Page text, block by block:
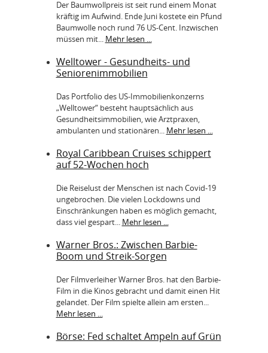
Der Baumwollpreis ist seit rund einem Monat
kräftig im Aufwind. Ende Juni kostete ein Pfund
Baumwolle noch rund 76 US-Cent. Inzwischen
müssen mit... Mehr lesen ...
Welltower - Gesundheits- und
Seniorenimmobilien
Das Portfolio des US-Immobilienkonzerns
„Welltower“ besteht hauptsächlich aus
Gesundheitsimmobilien, wie Arztpraxen,
ambulanten und stationären... Mehr lesen ...
Royal Caribbean Cruises schippert
auf 52-Wochen hoch
Die Reiselust der Menschen ist nach Covid-19
ungebrochen. Die vielen Lockdowns und
Einschränkungen haben es möglich gemacht,
dass viel gespart... Mehr lesen ...
Warner Bros.: Zwischen Barbie-
Boom und Streik-Sorgen
Der Filmverleiher Warner Bros. hat den Barbie-
Film in die Kinos gebracht und damit einen Hit
gelandet. Der Film spielte allein am ersten...
Mehr lesen ...
Börse: Fed schaltet Ampeln auf Grün